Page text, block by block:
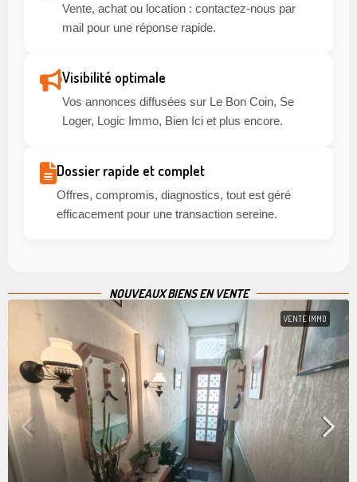
Vente, achat ou location : contactez-nous par
mail pour une réponse rapide.
Visibilité optimale
Vos annonces diffusées sur Le Bon Coin, Se
Loger, Logic Immo, Bien Ici et plus encore.
Dossier rapide et complet
Offres, compromis, diagnostics, tout est géré
efficacement pour une transaction sereine.
NOUVEAUX BIENS EN VENTE
VENTE IMMO